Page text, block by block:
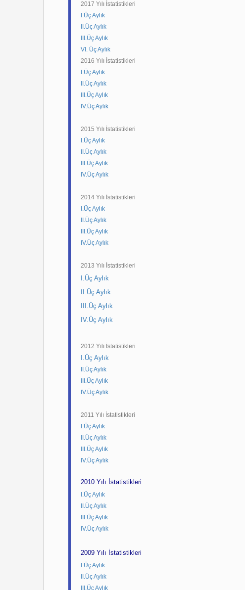
2017 Yılı İstatistikleri
I.Üç Aylık
II.Üç Aylık
III.Üç Aylık
VI. Üç Aylık
2016 Yılı İstatistikleri
I.Üç Aylık
II.Üç Aylık
III.Üç Aylık
IV.Üç Aylık
2015 Yılı İstatistikleri
I.Üç Aylık
II.Üç Aylık
III.Üç Aylık
IV.Üç Aylık
2014 Yılı İstatistikleri
I.Üç Aylık
II.Üç Aylık
III.Üç Aylık
IV.Üç Aylık
2013 Yılı İstatistikleri
I.Üç Aylık
II.Üç Aylık
III.Üç Aylık
IV.Üç Aylık
2012 Yılı İstatistikleri
I.Üç Aylık
II.Üç Aylık
III.Üç Aylık
IV.Üç Aylık
2011 Yılı İstatistikleri
I.Üç Aylık
II.Üç Aylık
III.Üç Aylık
IV.Üç Aylık
2010 Yılı İstatistikleri
I.Üç Aylık
II.Üç Aylık
III.Üç Aylık
IV.Üç Aylık
2009 Yılı İstatistikleri
I.Üç Aylık
II.Üç Aylık
III.Üç Aylık